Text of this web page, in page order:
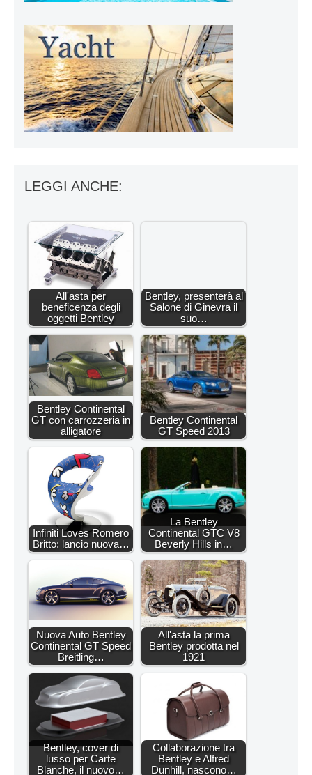
LEGGI ANCHE:
All'asta per
beneficenza degli
oggetti Bentley
Bentley, presenterà al
Salone di Ginevra il
suo…
Bentley Continental
GT con carrozzeria in
alligatore
Bentley Continental
GT Speed 2013
Infiniti Loves Romero
Britto: lancio nuova…
La Bentley
Continental GTC V8
Beverly Hills in…
Nuova Auto Bentley
Continental GT Speed
Breitling…
All'asta la prima
Bentley prodotta nel
1921
Bentley, cover di
lusso per Carte
Blanche, il nuovo…
Collaborazione tra
Bentley e Alfred
Dunhill, nascono…